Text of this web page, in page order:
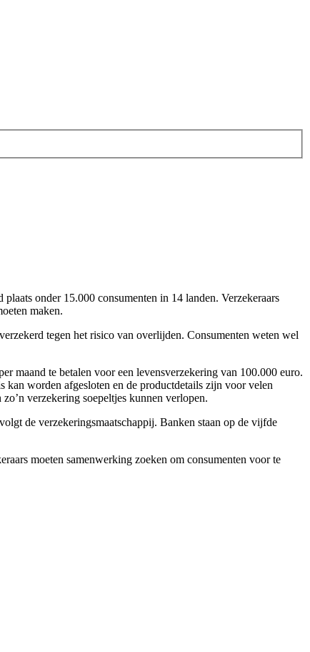
onder 15.000 consumenten in 14 landen. Verzekeraars
maken.
tegen het risico van overlijden. Consumenten weten wel
maand te betalen voor een levensverzekering van 100.000 euro.
worden afgesloten en de productdetails zijn voor velen
verzekering soepeltjes kunnen verlopen.
de verzekeringsmaatschappij. Banken staan op de vijfde
moeten samenwerking zoeken om consumenten voor te